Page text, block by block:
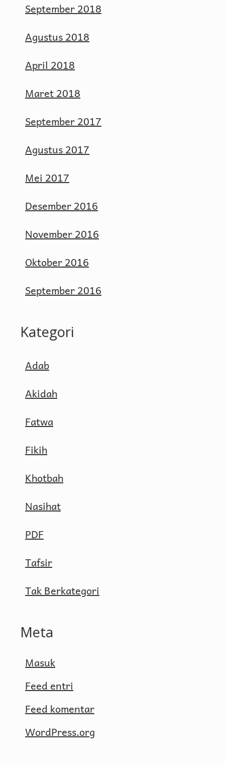
September 2018
Agustus 2018
April 2018
Maret 2018
September 2017
Agustus 2017
Mei 2017
Desember 2016
November 2016
Oktober 2016
September 2016
Kategori
Adab
Akidah
Fatwa
Fikih
Khotbah
Nasihat
PDF
Tafsir
Tak Berkategori
Meta
Masuk
Feed entri
Feed komentar
WordPress.org